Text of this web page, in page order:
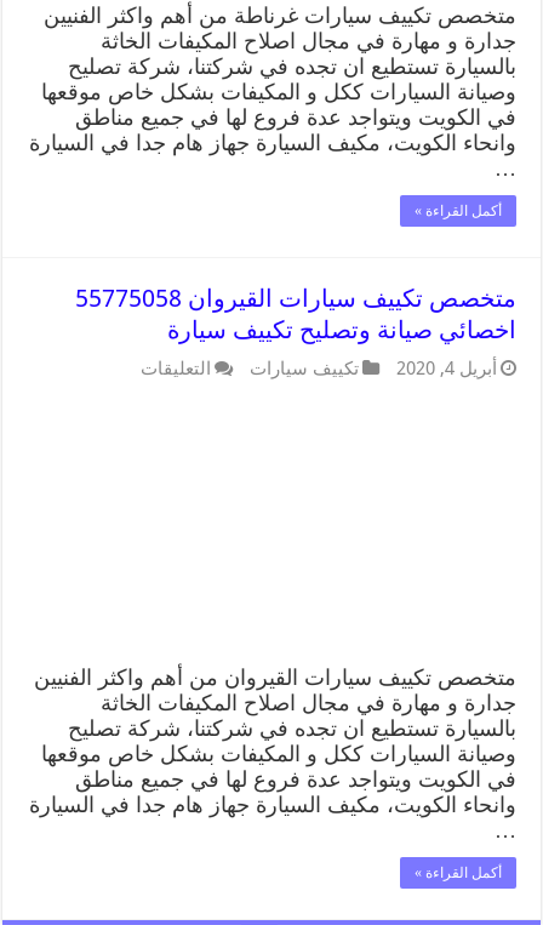
متخصص تكييف سيارات غرناطة من أهم واكثر الفنيين
جدارة و مهارة في مجال اصلاح المكيفات الخاثة
بالسيارة تستطيع ان تجده في شركتنا، شركة تصليح
وصيانة السيارات ككل و المكيفات بشكل خاص موقعها
في الكويت ويتواجد عدة فروع لها في جميع مناطق
وانحاء الكويت، مكيف السيارة جهاز هام جدا في السيارة
…
أكمل القراءة »
متخصص تكييف سيارات القيروان 55775058
اخصائي صيانة وتصليح تكييف سيارة
أبريل 4, 2020 تكييف سيارات التعليقات
متخصص تكييف سيارات القيروان من أهم واكثر الفنيين
جدارة و مهارة في مجال اصلاح المكيفات الخاثة
بالسيارة تستطيع ان تجده في شركتنا، شركة تصليح
وصيانة السيارات ككل و المكيفات بشكل خاص موقعها
في الكويت ويتواجد عدة فروع لها في جميع مناطق
وانحاء الكويت، مكيف السيارة جهاز هام جدا في السيارة
…
أكمل القراءة »